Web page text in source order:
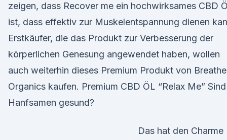
zeigen, dass Recover me ein hochwirksames CBD
ist, dass effektiv zur Muskelentspannung dienen
Erstkäufer, die das Produkt zur Verbesserung der
körperlichen Genesung angewendet haben, wollen
auch weiterhin dieses Premium Produkt von Breathe
Organics kaufen. Premium CBD ÖL “Relax Me” Sind
Hanfsamen gesund?
Das hat den Charme